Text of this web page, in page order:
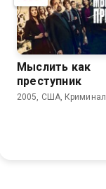
Мыслить как
преступник
2005, США, Криминал